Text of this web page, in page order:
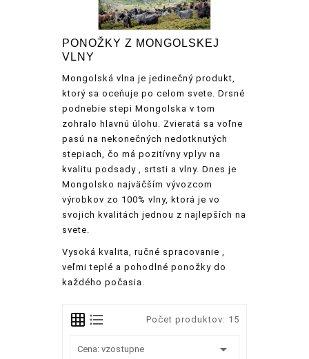
PONOŽKY Z MONGOLSKEJ
VLNY
Mongolská vlna je jedinečný produkt,
ktorý sa oceňuje po celom svete. Drsné
podnebie stepi Mongolska v tom
zohralo hlavnú úlohu. Zvieratá sa voľne
pasú na nekonečných nedotknutých
stepiach, čo má pozitívny vplyv na
kvalitu podsady , srtsti a vlny. Dnes je
Mongolsko najväčším vývozcom
výrobkov zo 100% vlny, ktorá je vo
svojich kvalitách jednou z najlepších na
svete.
Vysoká kvalita, ručné spracovanie ,
veľmi teplé a pohodlné ponožky do
každého počasia.
Počet produktov: 15
Cena: vzostupne 